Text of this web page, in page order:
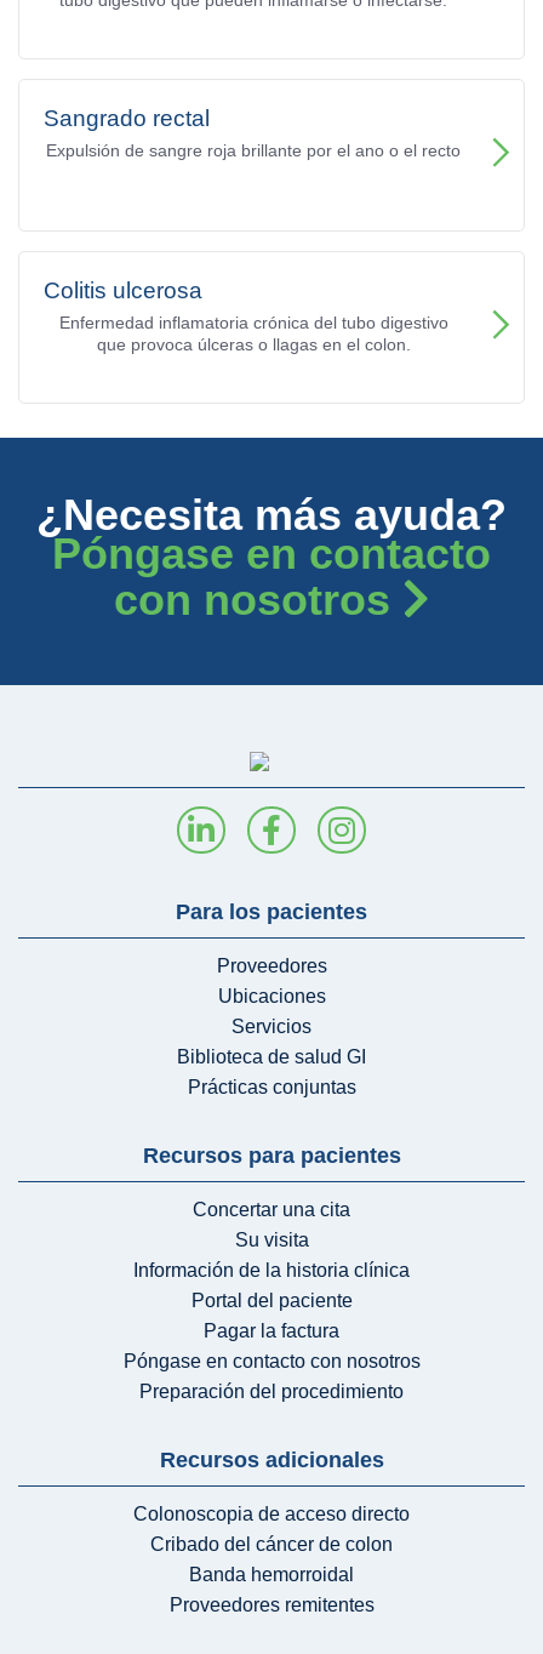
Sangrado rectal
Expulsión de sangre roja brillante por el ano o el recto
Colitis ulcerosa
Enfermedad inflamatoria crónica del tubo digestivo
que provoca úlceras o llagas en el colon.
¿Necesita más ayuda?
Póngase en contacto
con nosotros
Para los pacientes
Proveedores
Ubicaciones
Servicios
Biblioteca de salud GI
Prácticas conjuntas
Recursos para pacientes
Concertar una cita
Su visita
Información de la historia clínica
Portal del paciente
Pagar la factura
Póngase en contacto con nosotros
Preparación del procedimiento
Recursos adicionales
Colonoscopia de acceso directo
Cribado del cáncer de colon
Banda hemorroidal
Proveedores remitentes